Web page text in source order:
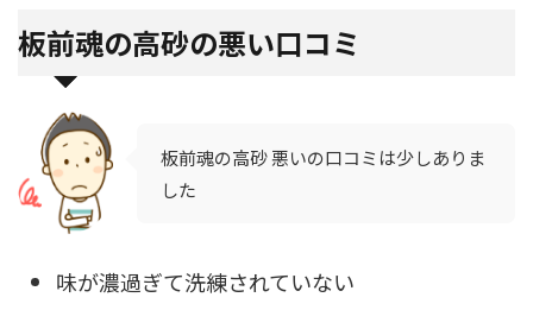
板前魂の高砂の悪い口コミ
板前魂の高砂 悪いの口コミは少しありま
した
味が濃過ぎて洗練されていない